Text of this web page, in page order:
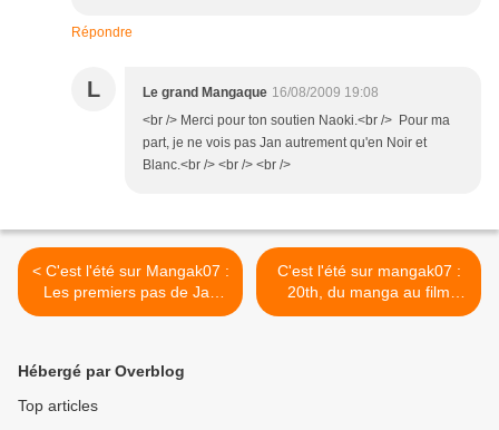
Répondre
L Le grand Mangaque 16/08/2009 19:08
<br /> Merci pour ton soutien Naoki.<br /> Pour ma
part, je ne vois pas Jan autrement qu'en Noir et
Blanc.<br /> <br /> <br />
< C'est l'été sur Mangak07 :
Les premiers pas de Jan
(1/2)
C'est l'été sur mangak07 :
20th, du manga au film
(5/20) >
Hébergé par Overblog
Top articles